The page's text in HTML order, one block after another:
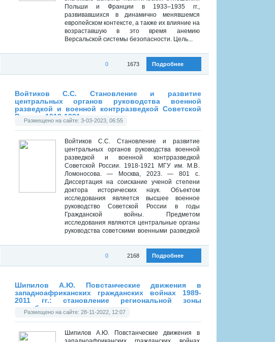
Польши и Франции в 1933–1935 гг.,
развивавшихся в динамично менявшемся
европейском контексте, а также их влияние на
возраставшую в это время анемию
Версальской системы безопасности. Цель...
Подробнее
1673
0
Войтиков С.С. Становление и развитие
центральных органов руководства военной
разведкой и военной контрразведкой Советской
России. 1918-1921
Размещено на сайте: 3-03-2023, 06:55
Войтиков С.С. Становление и развитие
центральных органов руководства военной
разведкой и военной контрразведкой
Советской России. 1918-1921 МГУ им. М.В.
Ломоносова. — Москва, 2023. — 801 с.
Диссертация на соискание ученой степени
доктора исторических наук. Объектом
исследования является высшее военное
руководство Советской России в годы
Гражданской войны. Предметом
исследования являются центральные органы
руководства советскими военными разведкой
Подробнее
2168
0
Шипилов А.Ю. Повстанческие движения в
западноафриканских гражданских войнах 1989-
2011 гг.: становление региональной зоны
нестабильности
Размещено на сайте: 28-11-2022, 12:07
Шипилов А.Ю. Повстанческие движения в